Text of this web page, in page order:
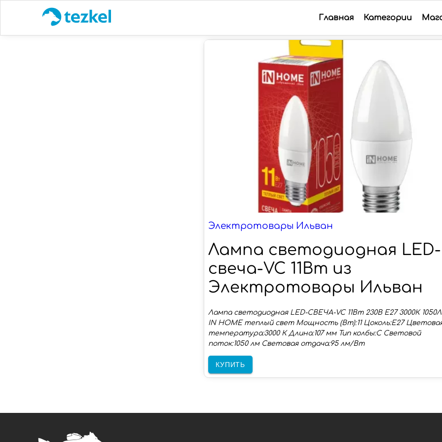
Главная Категории
Электротовары Ильван
Лампа светодиодная LED-
свеча-VC 11Вт из
Электротовары Ильван
Лампа светодиодная LED-СВЕЧА-VC 11Вт 230В Е27 3000К
IN HOME теплый свет Мощность (Вт):11 Цоколь:E27
температура:3000 К Длина:107 мм Тип колбы:C Световой
поток:1050 лм Световая отдача:95 лм/Вт
КУПИТЬ